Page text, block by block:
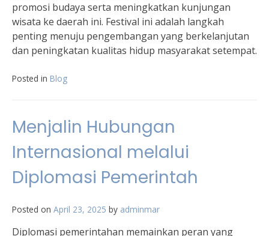
promosi budaya serta meningkatkan kunjungan
wisata ke daerah ini. Festival ini adalah langkah
penting menuju pengembangan yang berkelanjutan
dan peningkatan kualitas hidup masyarakat setempat.
Posted in Blog
Menjalin Hubungan
Internasional melalui
Diplomasi Pemerintah
Posted on April 23, 2025 by adminmar
Diplomasi pemerintahan memainkan peran yang